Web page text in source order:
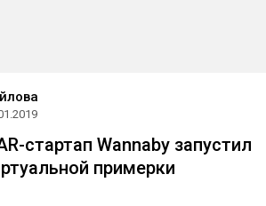
стартап Wannaby запустил
примерки